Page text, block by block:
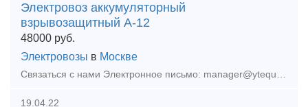
Электровоз аккумуляторный
взрывозащитный А-12
48000 руб.
Электровозы в Москве
Связаться с нами Электронное письмо: manager@ytequipment.net export@ytequipment.net Веб-сайт: www.ytminig.net/ телефонный номер: +86 17369222201 86 - 731 - 58528855
19.04.22